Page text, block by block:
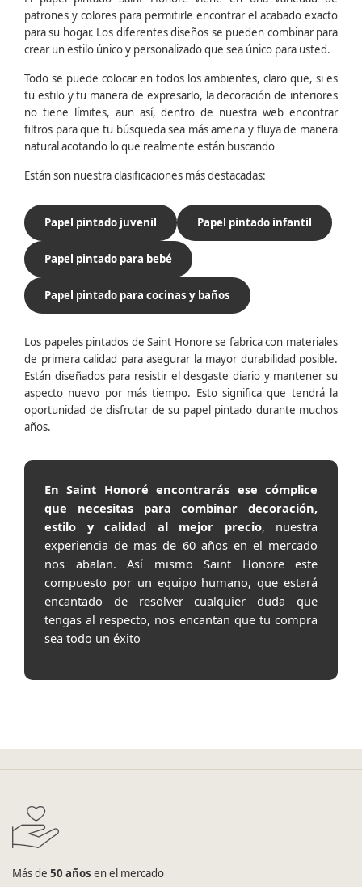
patrones y colores para permitirle encontrar el acabado exacto
para su hogar. Los diferentes diseños se pueden combinar para
crear un estilo único y personalizado que sea único para usted.
Todo se puede colocar en todos los ambientes, claro que, si es
tu estilo y tu manera de expresarlo, la decoración de interiores
no tiene límites, aun así, dentro de nuestra web encontrar
filtros para que tu búsqueda sea más amena y fluya de manera
natural acotando lo que realmente están buscando
Están son nuestra clasificaciones más destacadas:
Papel pintado juvenil Papel pintado infantil
Papel pintado para bebé
Papel pintado para cocinas y baños
Los papeles pintados de Saint Honore se fabrica con materiales
de primera calidad para asegurar la mayor durabilidad posible.
Están diseñados para resistir el desgaste diario y mantener su
aspecto nuevo por más tiempo. Esto significa que tendrá la
oportunidad de disfrutar de su papel pintado durante muchos
años.
En Saint Honoré encontrarás ese cómplice
que necesitas para combinar decoración,
estilo y calidad al mejor precio, nuestra
experiencia de mas de 60 años en el mercado
nos abalan. Así mismo Saint Honore este
compuesto por un equipo humano, que estará
encantado de resolver cualquier duda que
tengas al respecto, nos encantan que tu compra
sea todo un éxito
Más de 50 años en el mercado